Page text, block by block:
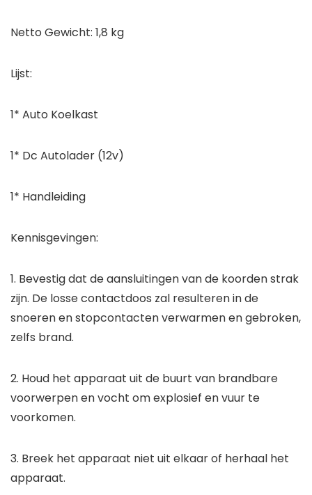
Netto Gewicht: 1,8 kg
Lijst:
1* Auto Koelkast
1* Dc Autolader (12v)
1* Handleiding
Kennisgevingen:
1. Bevestig dat de aansluitingen van de koorden strak
zijn. De losse contactdoos zal resulteren in de
snoeren en stopcontacten verwarmen en gebroken,
zelfs brand.
2. Houd het apparaat uit de buurt van brandbare
voorwerpen en vocht om explosief en vuur te
voorkomen.
3. Breek het apparaat niet uit elkaar of herhaal het
apparaat.